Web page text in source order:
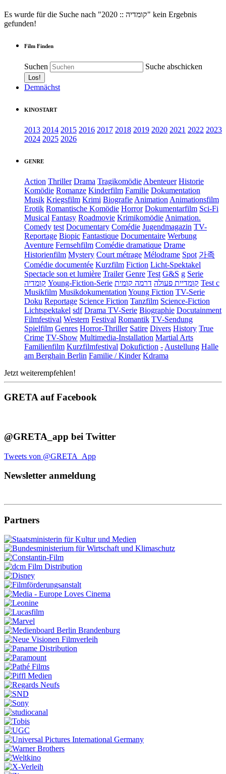
Es wurde für die Suche nach "2020 :: קומדיה" kein Ergebnis
gefunden!
Film Finden
Suchen Suche abschicken
Demnächst
KINOSTART
2013 2014 2015 2016 2017 2018 2019 2020 2021 2022 2023
2024 2025 2026
GENRE
Action Thriller Drama Tragikomödie Abenteuer Historie
Komödie Romanze Kinderfilm Familie Dokumentation
Musik Kriegsfilm Krimi Biografie Animation Animationsfilm
Erotik Romantische Komödie Horror Dokumentarfilm Sci-Fi
Musical Fantasy Roadmovie Krimikomödie Animation.
Comedy test Documentary Comédie Jugendmagazin TV-
Reportage Biopic Fantastique Documentaire Werbung
Aventure Fernsehfilm Comédie dramatique Drame
Historienfilm Mystery Court métrage Mélodrame Spot 가족
Comédie documentée Kurzfilm Fiction Licht-Spektakel
Spectacle son et lumière Trailer Genre Test G&S g Serie
קומדיה Young-Fiction-Serie קומדיית פעולה דרמה קומית
Test c
Musikfilm Musikdokumentation Young Fiction TV-Serie
Doku Reportage Science Fiction Tanzfilm Science-Fiction
Lichtspektakel sdf Drama TV-Serie Biographie Docutainment
Filmfestival Western Festival Romantik TV-Sendung
Spielfilm Genres Horror-Thriller Satire Divers History True
Crime TV-Show Multimedia-Installation Martial Arts
Familienfilm Kurzfilmfestival Dokufiction - Austellung Halle
am Berghain Berlin Familie / Kinder Kdrama
Jetzt weiterempfehlen!
GRETA auf Facebook
@GRETA_app bei Twitter
Tweets von @GRETA_App
Newsletter anmeldung
Partners